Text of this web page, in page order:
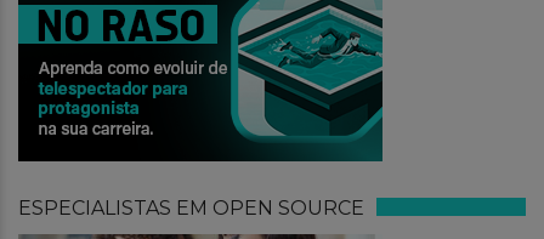
ESPECIALISTAS EM OPEN SOURCE